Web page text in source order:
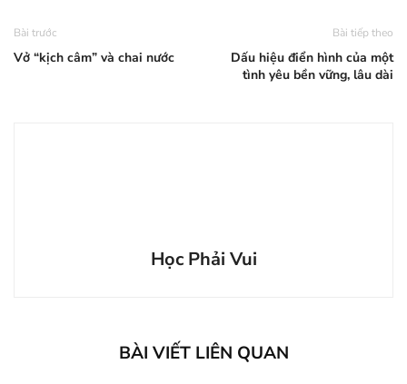
Bài trước
Vở “kịch câm” và chai nước
Bài tiếp theo
Dấu hiệu điển hình của một
tình yêu bền vững, lâu dài
Học Phải Vui
BÀI VIẾT LIÊN QUAN